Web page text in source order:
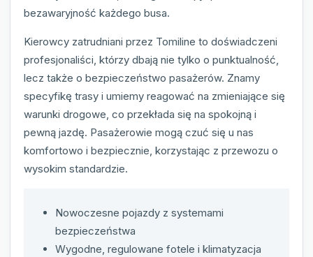
bezawaryjność każdego busa.
Kierowcy zatrudniani przez Tomiline to doświadczeni
profesjonaliści, którzy dbają nie tylko o punktualność,
lecz także o bezpieczeństwo pasażerów. Znamy
specyfikę trasy i umiemy reagować na zmieniające się
warunki drogowe, co przekłada się na spokojną i
pewną jazdę. Pasażerowie mogą czuć się u nas
komfortowo i bezpiecznie, korzystając z przewozu o
wysokim standardzie.
Nowoczesne pojazdy z systemami
bezpieczeństwa
Wygodne, regulowane fotele i klimatyzacja